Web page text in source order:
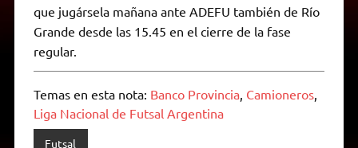
que jugársela mañana ante ADEFU también de Río
Grande desde las 15.45 en el cierre de la fase
regular.
Temas en esta nota: Banco Provincia, Camioneros,
Liga Nacional de Futsal Argentina
Futsal